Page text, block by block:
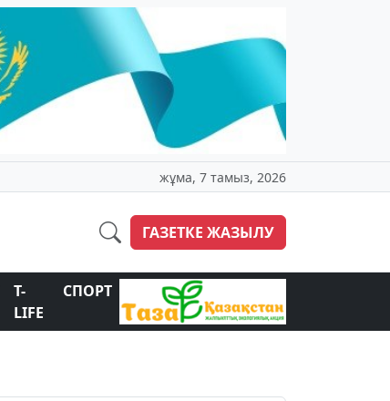
жұма, 7 тамыз, 2026
ГАЗЕТКЕ ЖАЗЫЛУ
T-
LIFE
СПОРТ